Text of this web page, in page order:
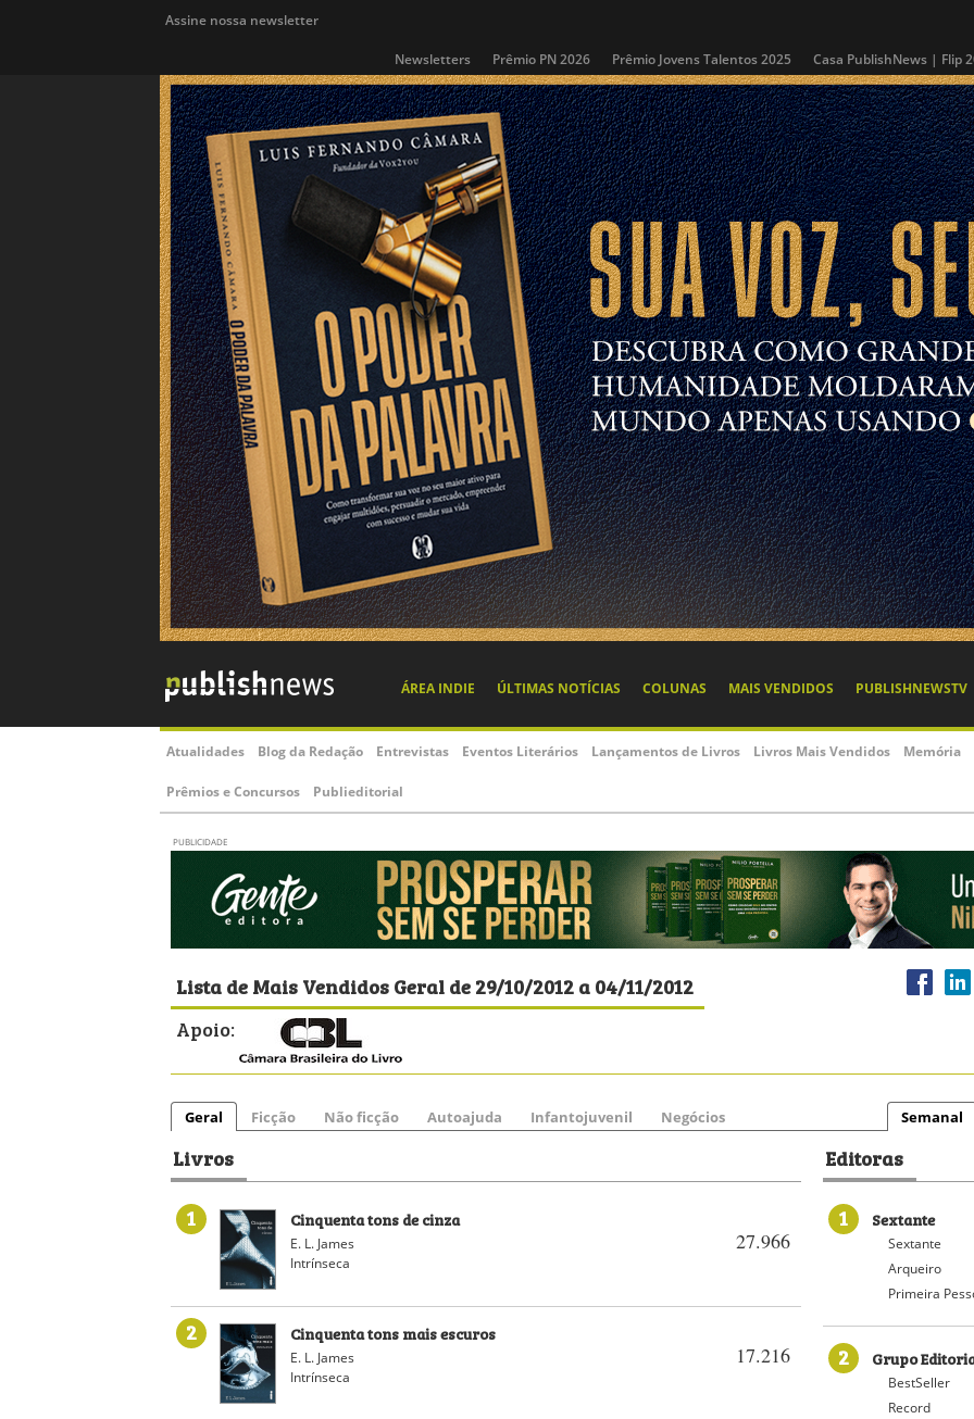
Assine nossa newsletter
Newsletters Prêmio PN 2026 Prêmio Jovens Talentos 2025 Casa PublishNews | Flip
ÁREA INDIE ÚLTIMAS NOTÍCIAS COLUNAS MAIS VENDIDOS PUBLISHNEWSTV
Atualidades Blog da Redação Entrevistas Eventos Literários Lançamentos de Livros Livros Mais Vendidos Memória
Prêmios e Concursos Publieditorial
PUBLICIDADE
Lista de Mais Vendidos Geral de 29/10/2012 a 04/11/2012
Apoio:
Geral Ficção Não ficção Autoajuda Infantojuvenil Negócios Semanal
Livros
1
27.966
Cinquenta tons de cinza
E. L. James
Intrínseca
2
17.216
Cinquenta tons mais escuros
E. L. James
Intrínseca
Editoras
1
Sextante
Sextante
Arqueiro
Primeira
2 Grupo
BestSeller
Record